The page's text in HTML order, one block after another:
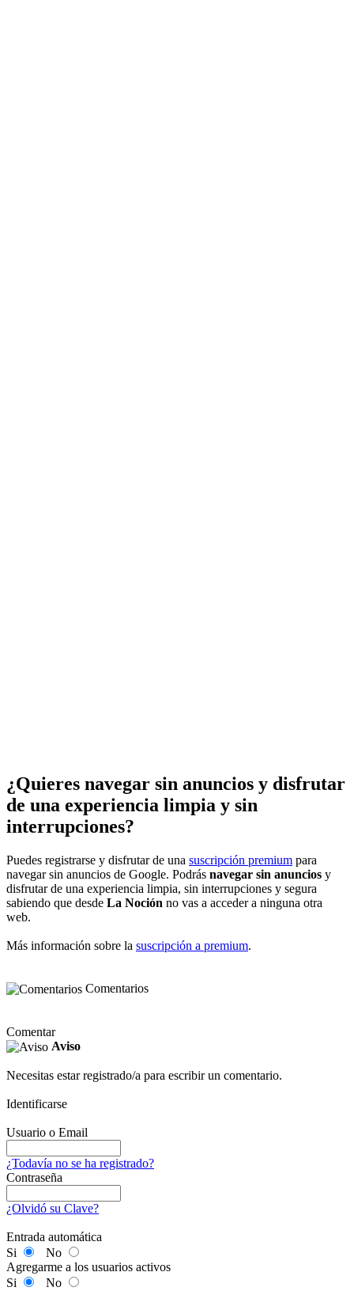
¿Quieres navegar sin anuncios y disfrutar
de una experiencia limpia y sin
interrupciones?
Puedes registrarse y disfrutar de una suscripción premium para
navegar sin anuncios de Google. Podrás navegar sin anuncios y
disfrutar de una experiencia limpia, sin interrupciones y segura
sabiendo que desde La Noción no vas a acceder a ninguna otra
web.
Más información sobre la suscripción a premium.
Comentarios
Comentar
Aviso
Necesitas estar registrado/a para escribir un comentario.
Identificarse
Usuario o Email
¿Todavía no se ha registrado?
Contraseña
¿Olvidó su Clave?
Entrada automática
Si
No
Agregarme a los usuarios activos
Si
No